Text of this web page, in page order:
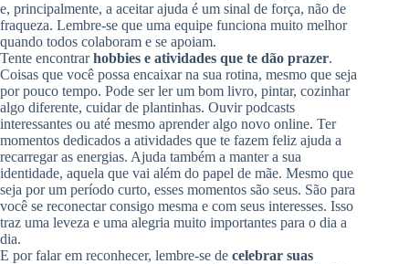
e, principalmente, a aceitar ajuda é um sinal de força, não de
fraqueza. Lembre-se que uma equipe funciona muito melhor
quando todos colaboram e se apoiam.
Tente encontrarhobbies e atividades que te dão prazer.
Coisas que você possa encaixar na sua rotina, mesmo que seja
por pouco tempo. Pode ser ler um bom livro, pintar, cozinhar
algo diferente, cuidar de plantinhas. Ouvir podcasts
interessantes ou até mesmo aprender algo novo online. Ter
momentos dedicados a atividades que te fazem feliz ajuda a
recarregar as energias. Ajuda também a manter a sua
identidade, aquela que vai além do papel de mãe. Mesmo que
seja por um período curto, esses momentos são seus. São para
você se reconectar consigo mesma e com seus interesses. Isso
traz uma leveza e uma alegria muito importantes para o dia a
dia.
E por falar em reconhecer, lembre-se de celebrar suas